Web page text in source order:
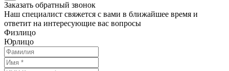
Заказать обратный звонок
Наш специалист свяжется с вами в ближайшее время и
ответит на интересующие вас вопросы
Физлицо
Юрлицо